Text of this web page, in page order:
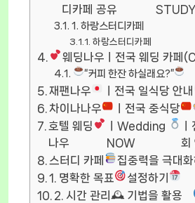
디카페 공유
1. 하랑스터디카페
하랑스터디카페
웨딩나우ㅣ전국 웨딩 카페
“커피 한잔 하실래요?”
재팬나우 ㅣ전국 일식당 안내
차이나나우
ㅣ전국 중식당
호텔 웨딩
나우
ㅣWedding
NOW
회
스터디 카페
집중력을 극대
1. 명확한 목표
설정하기
2. 시간 관리🕰 기법을 활용